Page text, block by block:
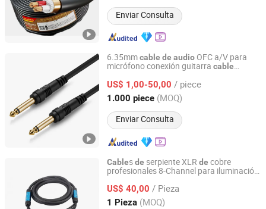
Enviar Consulta
6.35mmcable de audio OFC a/V para
micrófono conexión guitarra cable
escenario altavoces
US$ 1,00-50,00 / piece
1.000 piece (MOQ)
Enviar Consulta
Foshan Yixiantian Technology Co., Ltd.
Guangdong, China Desde 2025
Cablesde serpiente XLR de cobre
profesionales 8-Channel para iluminación
US$ 40,00 / Pieza
1 Pieza (MOQ)
Foshan Yangyang Optoelectronic Technology Co., Ltd.
Guangdong, China Desde 2026